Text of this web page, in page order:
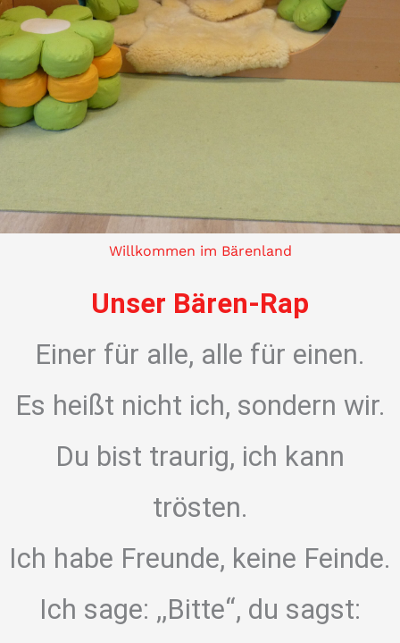
Willkommen im Bärenland
Unser Bären-Rap
Einer für alle, alle für einen.
Es heißt nicht ich, sondern wir.
Du bist traurig, ich kann
trösten.
Ich habe Freunde, keine Feinde.
Ich sage: ,,Bitte“, du sagst: